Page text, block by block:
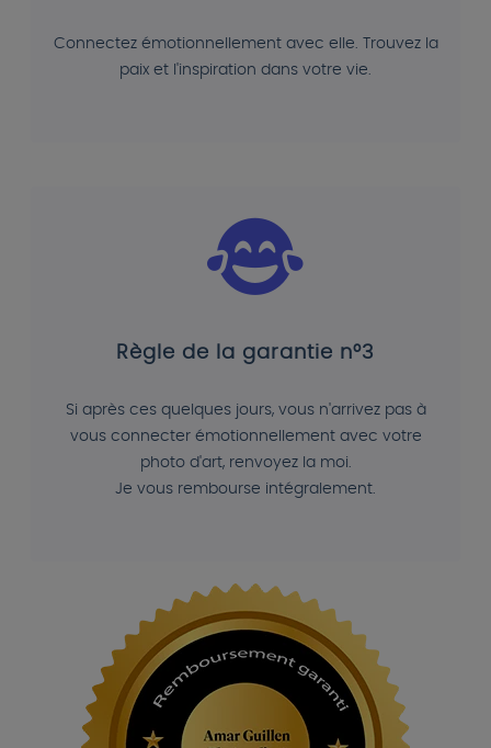
Connectez émotionnellement avec elle. Trouvez la
paix et l'inspiration dans votre vie.
Règle de la garantie n°3
Si après ces quelques jours, vous n'arrivez pas à
vous connecter émotionnellement avec votre
photo d'art, renvoyez la moi.
Je vous rembourse intégralement.